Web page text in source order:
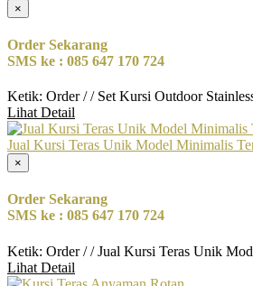
×
Order Sekarang
SMS ke : 085 647 170 724
Ketik: Order / / Set Kursi Outdoor
Lihat Detail
Jual Kursi Teras Unik Model Minimalis
×
Order Sekarang
SMS ke : 085 647 170 724
Ketik: Order / / Jual Kursi Teras Unik
Lihat Detail